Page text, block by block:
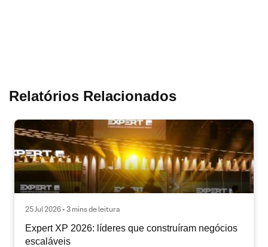
Relatórios Relacionados
25 Jul 2026 • 3 mins de leitura
Expert XP 2026: líderes que construíram negócios
escaláveis